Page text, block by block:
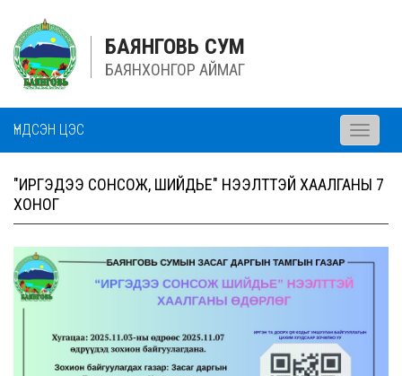
БАЯНГОВЬ СУМ
БАЯНХОНГОР АЙМАГ
ҮНДСЭН ЦЭС
Toggle
"ИРГЭДЭЭ СОНСОЖ, ШИЙДЬЕ" НЭЭЛТТЭЙ ХААЛГАНЫ 7
ХОНОГ